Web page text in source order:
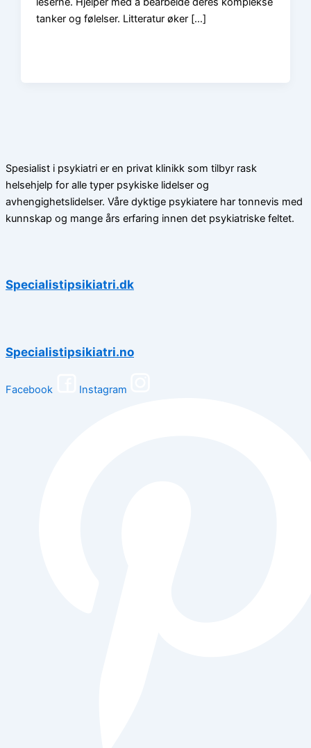
tanker og følelser. Litteratur øker […]
Spesialist i psykiatri er en privat klinikk som tilbyr rask
helsehjelp for alle typer psykiske lidelser og
avhengighetslidelser. Våre dyktige psykiatere har tonnevis med
kunnskap og mange års erfaring innen det psykiatriske feltet.
Specialistipsikiatri.dk
Specialistipsikiatri.no
Facebook Instagram